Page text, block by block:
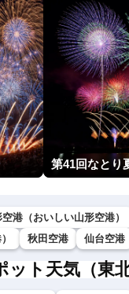
第41回なとり
空港（おいしい山形空港）
秋田空港 仙台空港
ト天気（東北